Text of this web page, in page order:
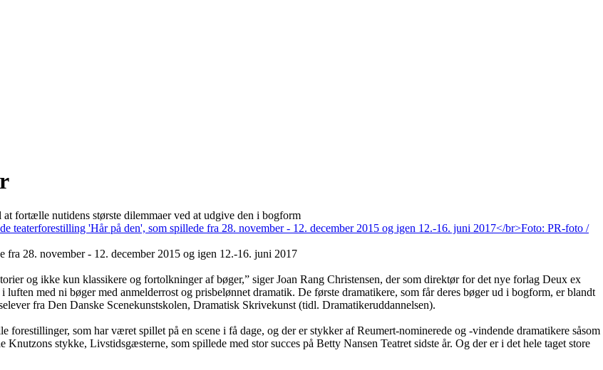
fortælle nutidens største dilemmaer ved at udgive den i bogform
fra 28. november - 12. december 2015 og igen 12.-16. juni 2017
og ikke kun klassikere og fortolkninger af bøger,” siger Joan Rang Christensen, der som direktør for det nye forlag Deux ex
med ni bøger med anmelderrost og prisbelønnet dramatik. De første dramatikere, som får deres bøger ud i bogform, er blandt
fra Den Danske Scenekunstskolen, Dramatisk Skrivekunst (tidl. Dramatikeruddannelsen).
som har været spillet på en scene i få dage, og der er stykker af Reumert-nominerede og -vindende dramatikere såsom
stykke, Livstidsgæsterne, som spillede med stor succes på Betty Nansen Teatret sidste år. Og der er i det hele taget store